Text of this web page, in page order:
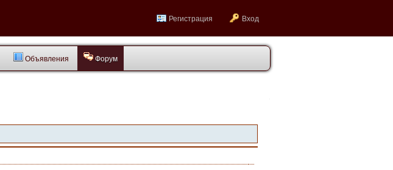
Регистрация Вход
Объявления Форум